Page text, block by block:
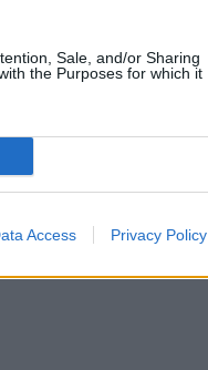
Sale, and/or Sharing
the Purposes for which it
Access Privacy Policy